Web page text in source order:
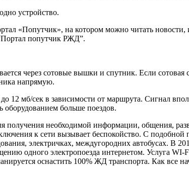
устройство.
«Попутчик», на котором можно читать
попутчик РЖД”.
через сотовые вышки и спутник. Если
напрямую.
12 мб/сек в зависимости от маршрута. Сигнал
оборудованием больше поездов.
получения необходимой информации, общения,
к сети вызывает беспокойство. С
электричках, междугородних автобусах. В
одного электропоезда интернетом. Услуга
оснастить 100% ЖД транспорта. Как все